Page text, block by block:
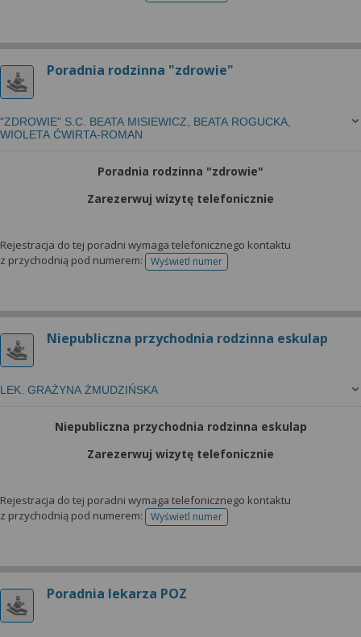
Poradnia rodzinna "zdrowie"
"ZDROWIE" S.C. BEATA MISIEWICZ, BEATA ROGUCKA,
WIOLETA ĆWIRTA-ROMAN
Poradnia rodzinna "zdrowie"
Zarezerwuj wizytę telefonicznie
Rejestracja do tej poradni wymaga telefonicznego kontaktu
z przychodnią pod numerem:
Wyświetl numertelefonu do rejestracji
Niepubliczna przychodnia rodzinna eskulap
LEK. GRAŻYNA ŻMUDZIŃSKA
Niepubliczna przychodnia rodzinna eskulap
Zarezerwuj wizytę telefonicznie
Rejestracja do tej poradni wymaga telefonicznego kontaktu
z przychodnią pod numerem:
Wyświetl numertelefonu do rejestracji
Poradnia lekarza POZ